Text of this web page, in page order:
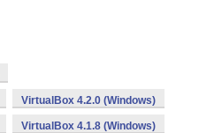
VirtualBox 4.2.0 (Windows)
VirtualBox 4.1.8 (Windows)